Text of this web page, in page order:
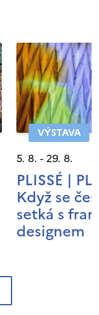
VÝSTAVA
5. 8. - 29. 8.
PLISSÉ |
Když se
setká s
designem